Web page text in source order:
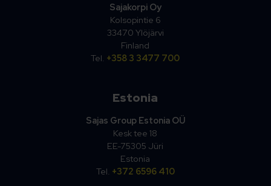
Sajakorpi Oy
Kolsopintie 6
33470 Ylöjärvi
Finland
Tel. +358 3 3477 700
Estonia
Sajas Group Estonia OÜ
Kesk tee 18
EE-75305 Jüri
Estonia
Tel. +372 6596 410